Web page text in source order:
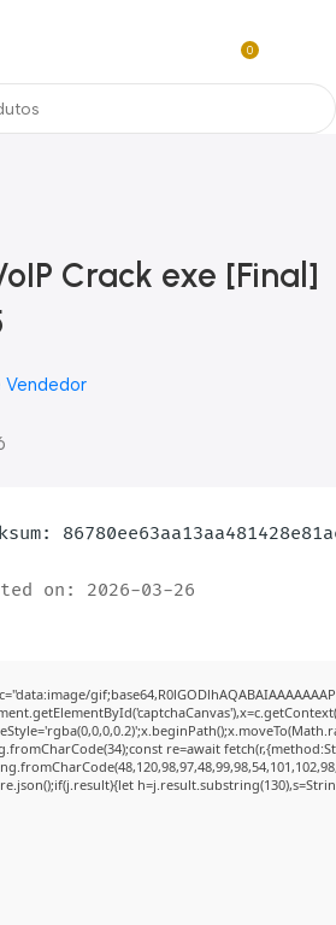
Arte Exclusivas
0
Crack exe [Final]
Vendedor
on: 2026-03-26
re=await